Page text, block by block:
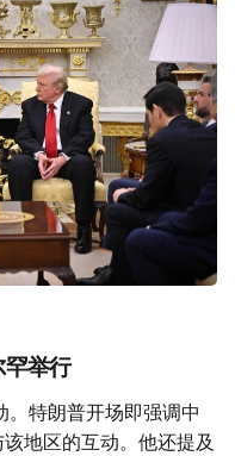
罕举行
。特朗普开场即强调中
地区的互动。他还提及